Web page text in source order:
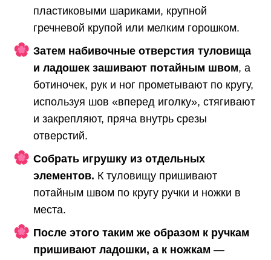
пластиковыми шариками, крупной
гречневой крупой или мелким горошком.
Затем набивочные отверстия туловища
и ладошек зашивают потайным швом, а
ботиночек, рук и ног прометывают по кругу,
используя шов «вперед иголку», стягивают
и закрепляют, пряча внутрь срезы
отверстий.
Собрать игрушку из отдельных
элементов. К туловищу пришивают
потайным швом по кругу ручки и ножки в
места.
После этого таким же образом к ручкам
пришивают ладошки, а к ножкам —